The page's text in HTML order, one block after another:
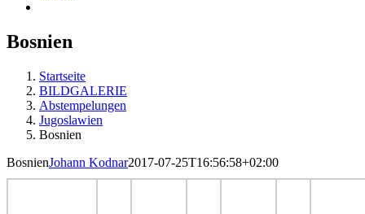
Bosnien
Startseite
BILDGALERIE
Abstempelungen
Jugoslawien
Bosnien
BosnienJohann Kodnar2017-07-25T16:56:58+02:00